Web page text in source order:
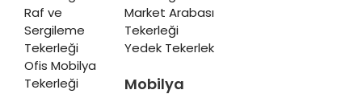
Raf ve
Sergileme
Tekerleği
Ofis Mobilya
Tekerleği
Market Arabası
Tekerleği
Yedek Tekerlek
Mobilya